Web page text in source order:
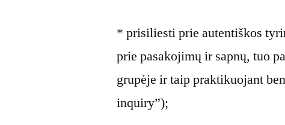
* prisiliesti prie autentiškos
prie pasakojimų ir sapnų, tuo
grupėje ir taip praktikuojant
inquiry”);